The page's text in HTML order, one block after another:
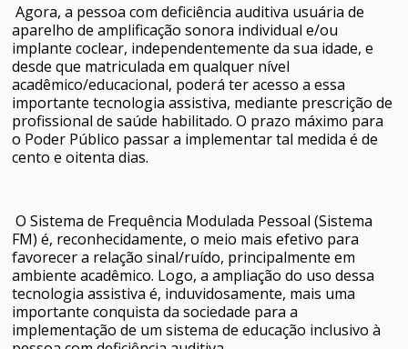
Agora, a pessoa com deficiência auditiva usuária de
aparelho de amplificação sonora individual e/ou
implante coclear, independentemente da sua idade, e
desde que matriculada em qualquer nível
acadêmico/educacional, poderá ter acesso a essa
importante tecnologia assistiva, mediante prescrição de
profissional de saúde habilitado. O prazo máximo para
o Poder Público passar a implementar tal medida é de
cento e oitenta dias.
O Sistema de Frequência Modulada Pessoal (Sistema
FM) é, reconhecidamente, o meio mais efetivo para
favorecer a relação sinal/ruído, principalmente em
ambiente acadêmico. Logo, a ampliação do uso dessa
tecnologia assistiva é, induvidosamente, mais uma
importante conquista da sociedade para a
implementação de um sistema de educação inclusivo à